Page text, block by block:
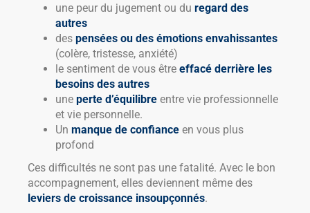
une peur du jugement ou du regard des
autres
des pensées ou des émotions envahissantes
(colère, tristesse, anxiété)
le sentiment de vous être effacé derrière les
besoins des autres
une perte d’équilibre entre vie professionnelle
et vie personnelle.
Un manque de confiance en vous plus
profond
Ces difficultés ne sont pas une fatalité. Avec le bon
accompagnement, elles deviennent même des
leviers de croissance insoupçonnés.